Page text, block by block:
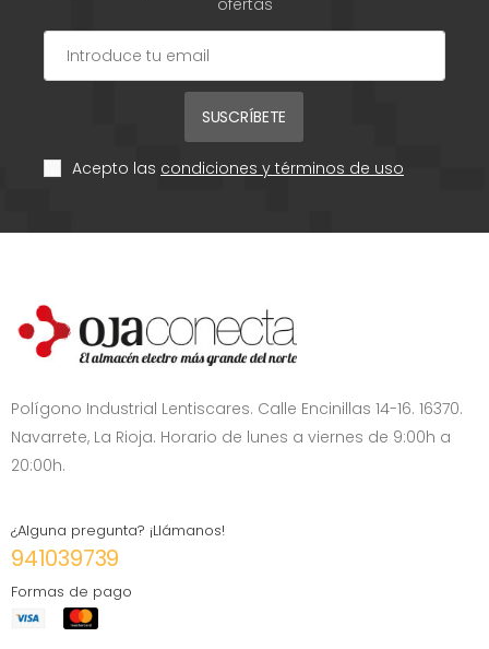
ofertas
SUSCRÍBETE
Acepto las condiciones y términos de uso
Polígono Industrial Lentiscares. Calle Encinillas 14-16. 16370.
Navarrete, La Rioja. Horario de lunes a viernes de 9:00h a
20:00h.
¿Alguna pregunta? ¡Llámanos!
941039739
Formas de pago